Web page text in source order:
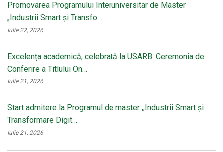
Promovarea Programului Interuniversitar de Master
„Industrii Smart și Transfo…
Iulie 22, 2026
Excelența academică, celebrată la USARB: Ceremonia de
Conferire a Titlului On…
Iulie 21, 2026
Start admitere la Programul de master ,,Industrii Smart și
Transformare Digit…
Iulie 21, 2026